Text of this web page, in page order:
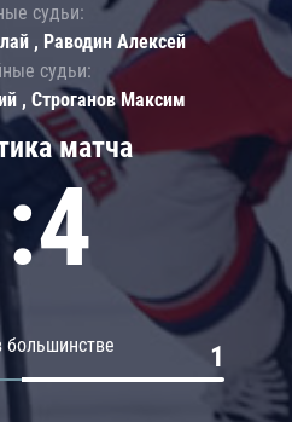
матча
1
судьи:
, Раводин Алексей
судьи:
, Строганов Максим